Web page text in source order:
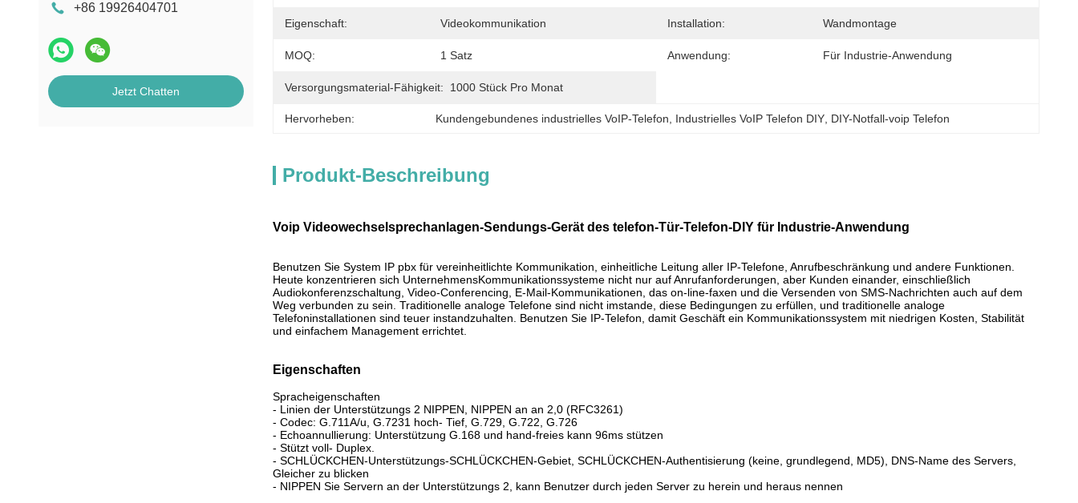
+86 19926404701
Jetzt Chatten
Eigenschaft: Videokommunikation Installation: Wandmontage
MOQ: 1 Satz Anwendung: Für Industrie-Anwendung
Versorgungsmaterial-Fähigkeit: 1000 Stück Pro Monat
Hervorheben: Kundengebundenes industrielles VoIP-Telefon Industrielles VoIP Telefon DIY DIY-Notfall-voip Telefon
Produkt-Beschreibung
Voip Videowechselsprechanlagen-Sendungs-Gerät des telefon-Tür-Telefon-DIY für Industrie-Anwendung
Benutzen Sie System IP pbx für vereinheitlichte Kommunikation, einheitliche Leitung aller IP-Telefone, Anrufbeschränkung und andere Funktionen.
Heute konzentrieren sich UnternehmensKommunikationssysteme nicht nur auf Anrufanforderungen, aber Kunden einander, einschließlich
Audiokonferenzschaltung, Video-Conferencing, E-Mail-Kommunikationen, das on-line-faxen und die Versenden von SMS-Nachrichten auch auf dem
Weg verbunden zu sein. Traditionelle analoge Telefone sind nicht imstande, diese Bedingungen zu erfüllen, und traditionelle analoge
Telefoninstallationen sind teuer instandzuhalten. Benutzen Sie IP-Telefon, damit Geschäft ein Kommunikationssystem mit niedrigen Kosten, Stabilität
und einfachem Management errichtet.
Eigenschaften
Spracheigenschaften
- Linien der Unterstützungs 2 NIPPEN, NIPPEN an an 2,0 (RFC3261)
- Codec: G.711A/u, G.7231 hoch- Tief, G.729, G.722, G.726
- Echoannullierung: Unterstützung G.168 und hand-freies kann 96ms stützen
- Stützt voll- Duplex.
- SCHLÜCKCHEN-Unterstützungs-SCHLÜCKCHEN-Gebiet, SCHLÜCKCHEN-Authentisierung (keine, grundlegend, MD5), DNS-Name des Servers,
Gleicher zu blicken
- NIPPEN Sie Servern an der Unterstützungs 2, kann Benutzer durch jeden Server zu herein und heraus nennen